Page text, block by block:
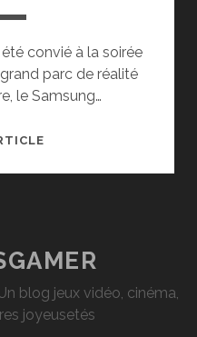
été convié à la soirée
parc de réalité
le Samsung…
INAUGURATION
:
LE
PLUS
blog jeux vidéo, cinéma,
joyeusetés